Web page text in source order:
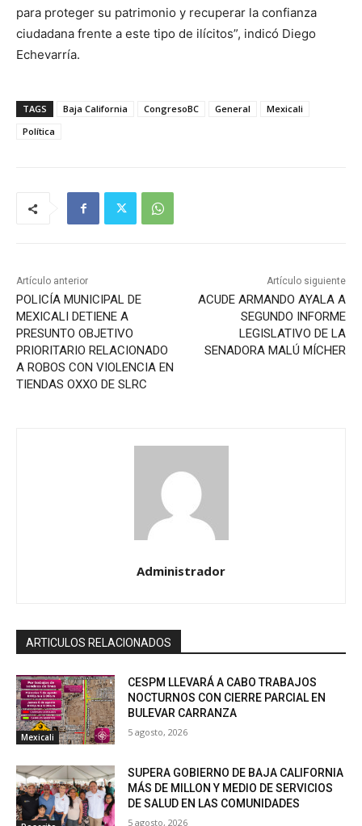
para proteger su patrimonio y recuperar la confianza
ciudadana frente a este tipo de ilícitos”, indicó Diego
Echevarría.
TAGS Baja California CongresoBC General
Mexicali
Política
Artículo anterior
POLICÍA MUNICIPAL DE
MEXICALI DETIENE A
PRESUNTO OBJETIVO
PRIORITARIO RELACIONADO
A ROBOS CON VIOLENCIA EN
TIENDAS OXXO DE SLRC
Artículo siguiente
ACUDE ARMANDO AYALA A
SEGUNDO INFORME
LEGISLATIVO DE LA
SENADORA MALÚ MÍCHER
Administrador
ARTICULOS RELACIONADOS
Mexicali
CESPM LLEVARÁ A CABO TRABAJOS
NOCTURNOS CON CIERRE PARCIAL EN
BULEVAR CARRANZA
5 agosto, 2026
SUPERA GOBIERNO DE BAJA CALIFORNIA
MÁS DE MILLON Y MEDIO DE SERVICIOS
DE SALUD EN LAS COMUNIDADES
5 agosto, 2026